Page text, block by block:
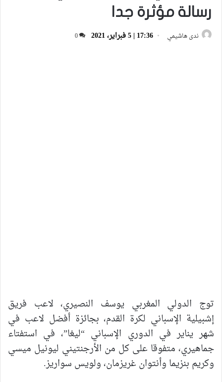
رسالة مؤثرة جدا
ندى هاشيمي 17:36 | 5 فبراير، 2021 0
توج الدولي المغربي يوسف النصيري، لاعب فريق
إشبيلية الإسباني لكرة القدم، بجائزة أفضل لاعب في
شهر يناير في الدوري الإسباني “ليغا”، في استفتاء
جماهيري، متفوقا على كل من الأرجنتيني ليونيل ميسي
وكريم بنزيما وأنتوان غريزمان، ولويس سواريز.